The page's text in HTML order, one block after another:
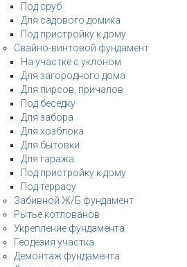
Под сруб
Для садового домика
Под пристройку к дому
Свайно-винтовой фундамент
На участке с уклоном
Для загородного дома
Для пирсов, причалов
Под беседку
Для забора
Для хозблока
Для бытовки
Для гаража
Под пристройку к дому
Под террасу
Забивной Ж/Б фундамент
Рытье котлованов
Укрепление фундамента
Геодезия участка
Демонтаж фундамента